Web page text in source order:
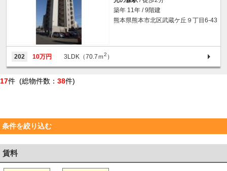
築年 11年 / 9階建
熊本県熊本市北区武蔵ケ丘９丁目6-43
202 10万円 3LDK（70.7ｍ2 ）
17件 (総物件数： 38件)
条件を絞り込む
賃料